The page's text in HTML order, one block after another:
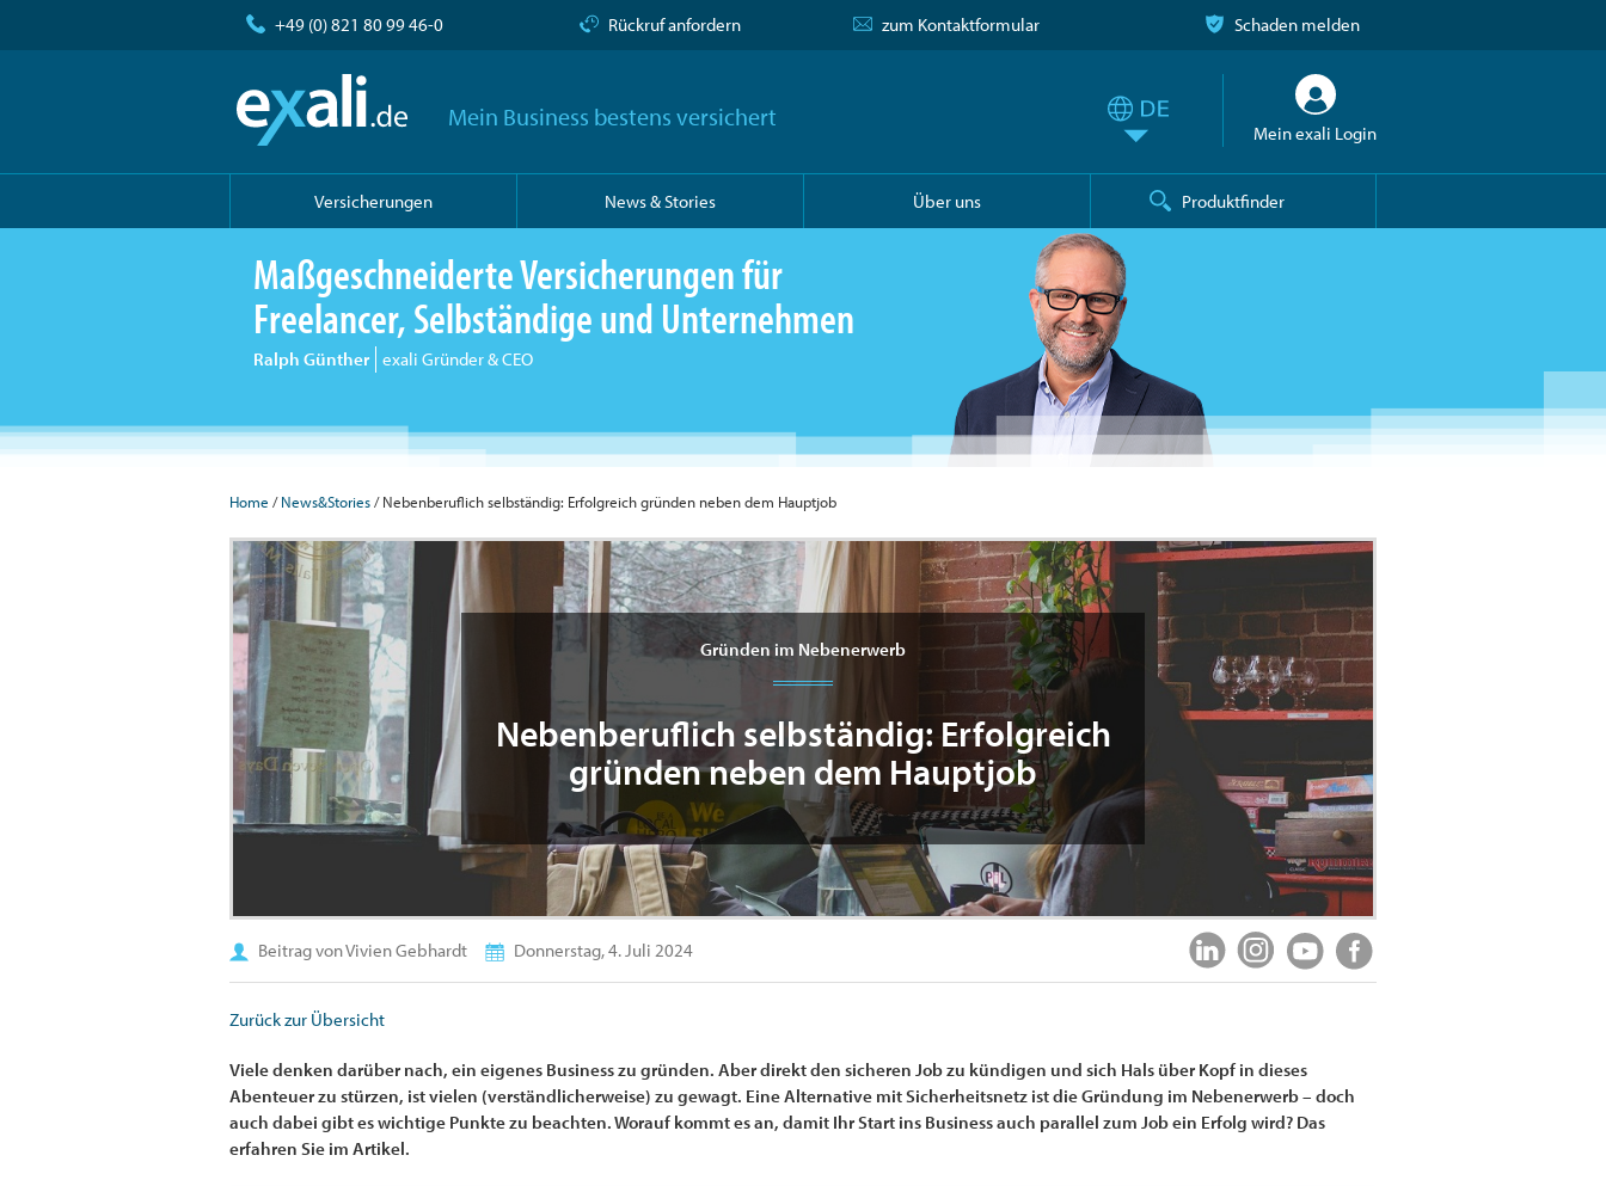
+49 (0) 821 80 99 46-0 Rückruf anfordern zum Kontaktformular Schaden melden
Mein Business bestens versichert
Mein exali Login
Versicherungen News & Stories Über uns Produktfinder
Maßgeschneiderte Versicherungen für
Freelancer, Selbständige und Unternehmen
Ralph Günther exali Gründer & CEO
Home /News&Stories/ Nebenberuflich selbständig: Erfolgreich gründen neben dem Hauptjob
Gründen im Nebenerwerb
Nebenberuflich selbständig: Erfolgreich
gründen neben dem Hauptjob
Beitrag von Vivien Gebhardt Donnerstag, 4. Juli 2024
Zurück zur Übersicht
Viele denken darüber nach, ein eigenes Business zu gründen. Aber direkt den sicheren Job zu kündigen und sich Hals über Kopf in dieses
Abenteuer zu stürzen, ist vielen (verständlicherweise) zu gewagt. Eine Alternative mit Sicherheitsnetz ist die Gründung im Nebenerwerb – doch
auch dabei gibt es wichtige Punkte zu beachten. Worauf kommt es an, damit Ihr Start ins Business auch parallel zum Job ein Erfolg wird? Das
erfahren Sie im Artikel.